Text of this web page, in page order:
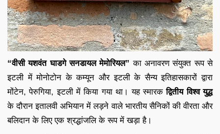
“वीसी यशवंत घाडगे सनडायल मेमोरियल” का अनावरण संयुक्त रूप से
इटली में मोनोटोन के कम्यून और इटली के सैन्य इतिहासकारों द्वारा
मोंटेन, पेरुगिया, इटली में किया गया था। यह स्मारकद्वितीय विश्व युद्ध
के दौरान इतालवी अभियान में लड़ने वाले भारतीय सैनिकों की वीरता और
बलिदान के लिए एक श्रद्धांजलि के रूप में खड़ा है।